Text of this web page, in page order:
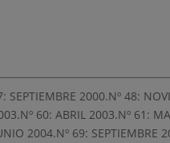
SEPTIEMBRE 2000.Nº 48:
60: ABRIL 2003.Nº 61:
2004.Nº 69: SEPTIEMBRE